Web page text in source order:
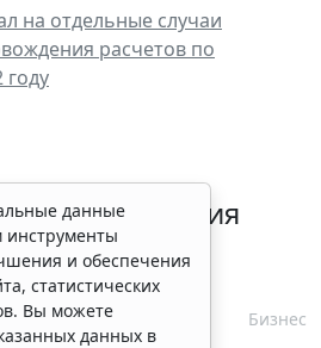
на отдельные случаи
расчетов по
году
заключения
Бизнес
данные
инструменты
и обеспечения
статистических
Вы можете
данных в